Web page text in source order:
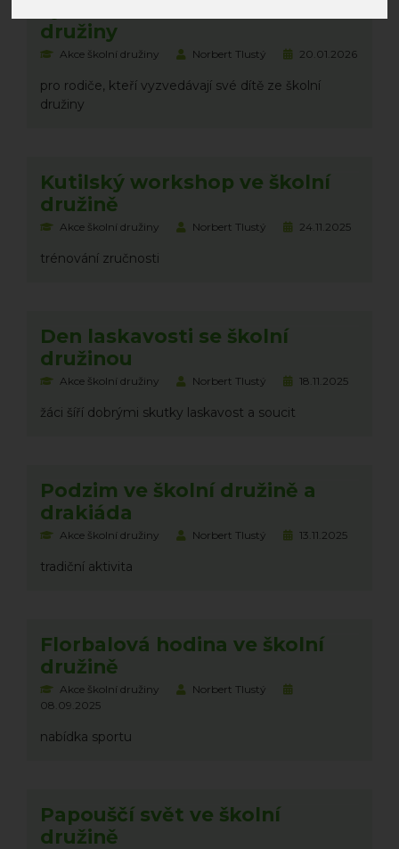
družiny
Akce školní družiny Norbert Tlustý 20.01.2026
pro rodiče, kteří vyzvedávají své dítě ze školní
družiny
Kutilský workshop ve školní
družině
Akce školní družiny Norbert Tlustý 24.11.2025
trénování zručnosti
Den laskavosti se školní
družinou
Akce školní družiny Norbert Tlustý 18.11.2025
žáci šíří dobrými skutky laskavost a soucit
Podzim ve školní družině a
drakiáda
Akce školní družiny Norbert Tlustý 13.11.2025
tradiční aktivita
Florbalová hodina ve školní
družině
Akce školní družiny
Norbert Tlustý
08.09.2025
nabídka sportu
Papouščí svět ve školní
družině